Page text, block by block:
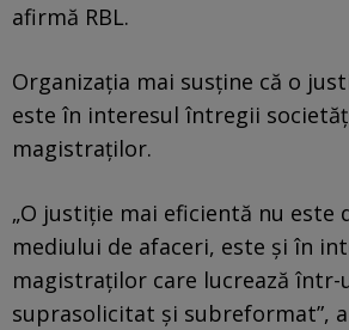
afirmă RBL.
Organizația mai susține că o
este în interesul întregii
magistraților.
„O justiție mai eficientă nu este
mediului de afaceri, este și în
magistraților care lucrează într-
suprasolicitat și subreformat”,